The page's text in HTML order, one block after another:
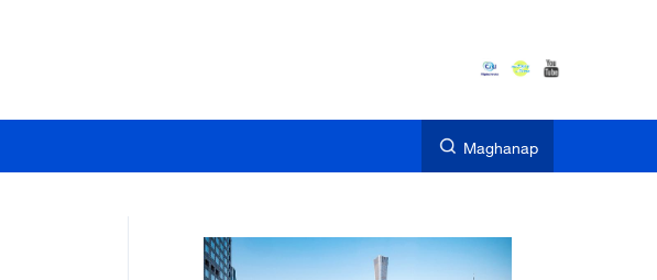
Maghanap